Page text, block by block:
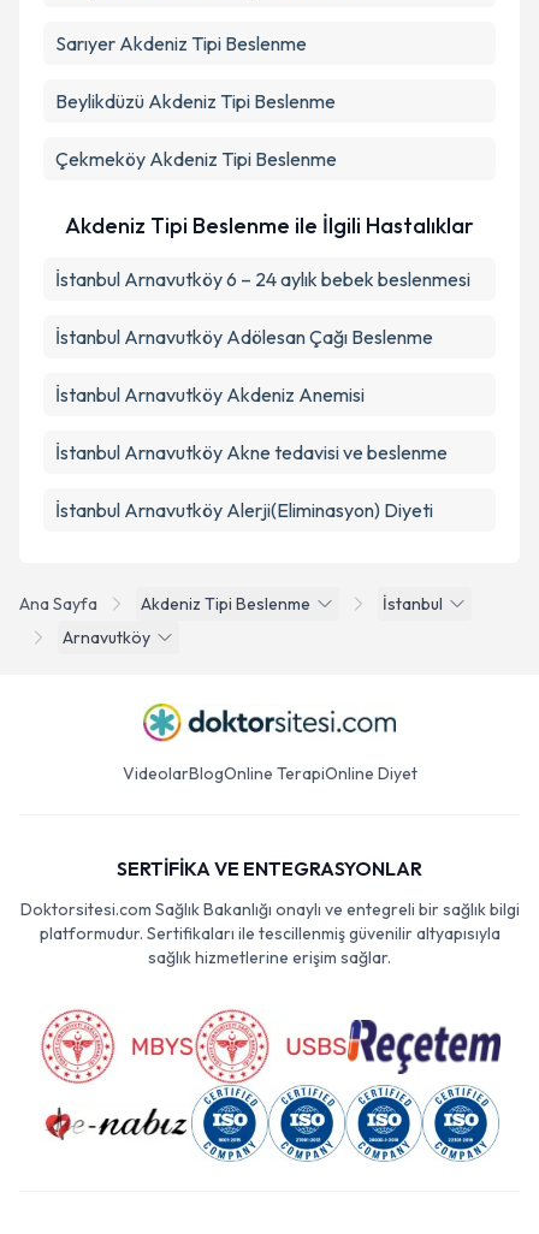
Ana Sayfa Akdeniz Tipi Beslenme
İstanbul
Arnavutköy
Sarıyer Akdeniz Tipi Beslenme
Beylikdüzü Akdeniz Tipi Beslenme
Çekmeköy Akdeniz Tipi Beslenme
Akdeniz Tipi Beslenme ile İlgili Hastalıklar
İstanbul Arnavutköy 6 – 24 aylık bebek beslenmesi
İstanbul Arnavutköy Adölesan Çağı Beslenme
İstanbul Arnavutköy Akdeniz Anemisi
İstanbul Arnavutköy Akne tedavisi ve beslenme
İstanbul Arnavutköy Alerji(Eliminasyon) Diyeti
VideolarBlogOnline TerapiOnline Diyet
SERTİFİKA VE ENTEGRASYONLAR
Doktorsitesi.com Sağlık Bakanlığı onaylı ve entegreli bir sağlık bilgi
platformudur. Sertifikaları ile tescillenmiş güvenilir altyapısıyla
sağlık hizmetlerine erişim sağlar.